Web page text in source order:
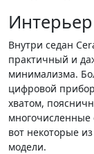
Интерьер
Внутри седан
практичный и
минимализма.
цифровой
хватом,
многочисленные
вот некоторые
модели.